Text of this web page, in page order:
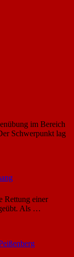
im Bereich
Schwerpunkt lag
Rettung einer
Als …